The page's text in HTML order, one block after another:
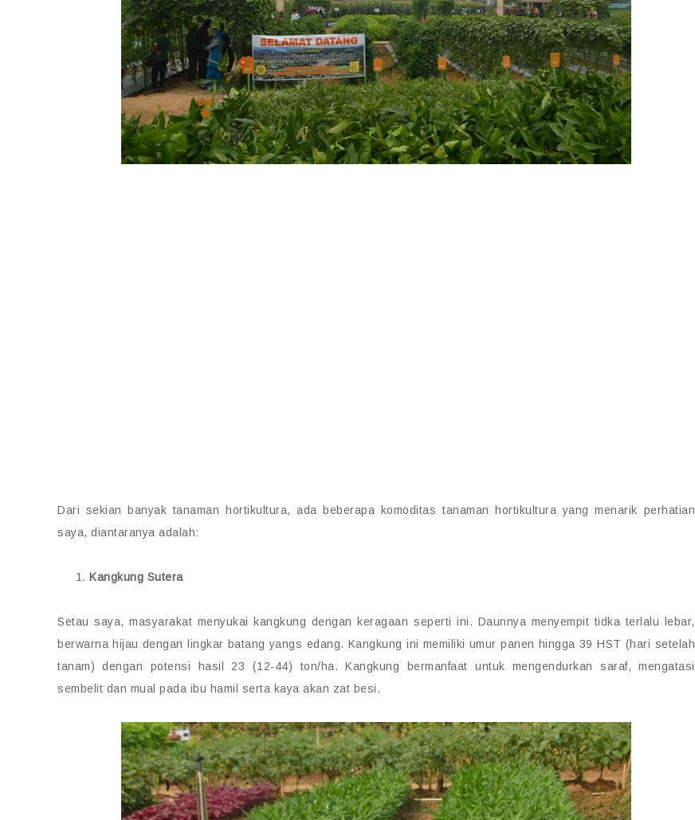
Dari sekian banyak tanaman hortikultura, ada beberapa komoditas tanaman hortikultura yang menarik perhatian
saya, diantaranya adalah:
Kangkung Sutera
Setau saya, masyarakat menyukai kangkung dengan keragaan seperti ini. Daunnya menyempit tidka terlalu lebar,
berwarna hijau dengan lingkar batang yangs edang. Kangkung ini memiliki umur panen hingga 39 HST (hari setelah
tanam) dengan potensi hasil 23 (12-44) ton/ha. Kangkung bermanfaat untuk mengendurkan saraf, mengatasi
sembelit dan mual pada ibu hamil serta kaya akan zat besi.